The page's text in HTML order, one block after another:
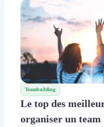
Teambuilding
Le top des
organiser un